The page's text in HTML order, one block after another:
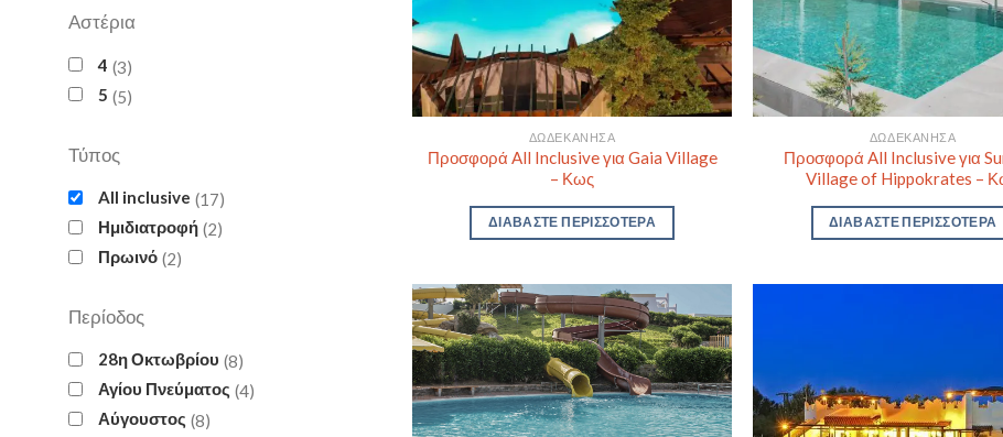
Αστέρια
4 3
5
5
Τύπος
All inclusive 17
Ημιδιατροφή 2
Πρωινό 2
Περίοδος
28η Οκτωβρίου 8
Αγίου Πνεύματος 4
Αύγουστος 8
ΔΩΔΕΚΆΝΗΣΑ
Προσφορά All Inclusive για Gaia Village
– Κως
ΔΙΑΒΆΣΤΕ ΠΕΡΙΣΣΌΤΕΡΑ
ΔΩΔΕΚΆΝΗΣΑ
Προσφορά All Inclusive για
Village of Hippokrates –
ΔΙΑΒΆΣΤΕ ΠΕΡΙΣΣΌΤΕΡΑ